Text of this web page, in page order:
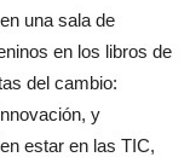
una sala de
en los libros de
del cambio:
y
estar en las TIC,